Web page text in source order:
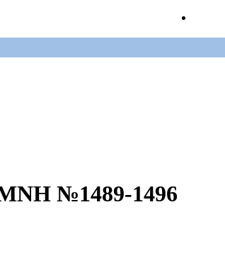
№1489-1496